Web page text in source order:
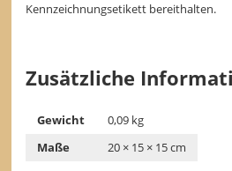
Kennzeichnungsetikett bereithalten.
Zusätzliche
Gewicht
0,09 kg
Maße
20 × 15 × 15 cm